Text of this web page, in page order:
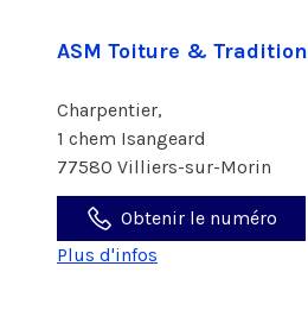
ASM Toiture & Tradition
Charpentier,
1 chem Isangeard
77580 Villiers-sur-Morin
Obtenir le numéro
Plus d'infos